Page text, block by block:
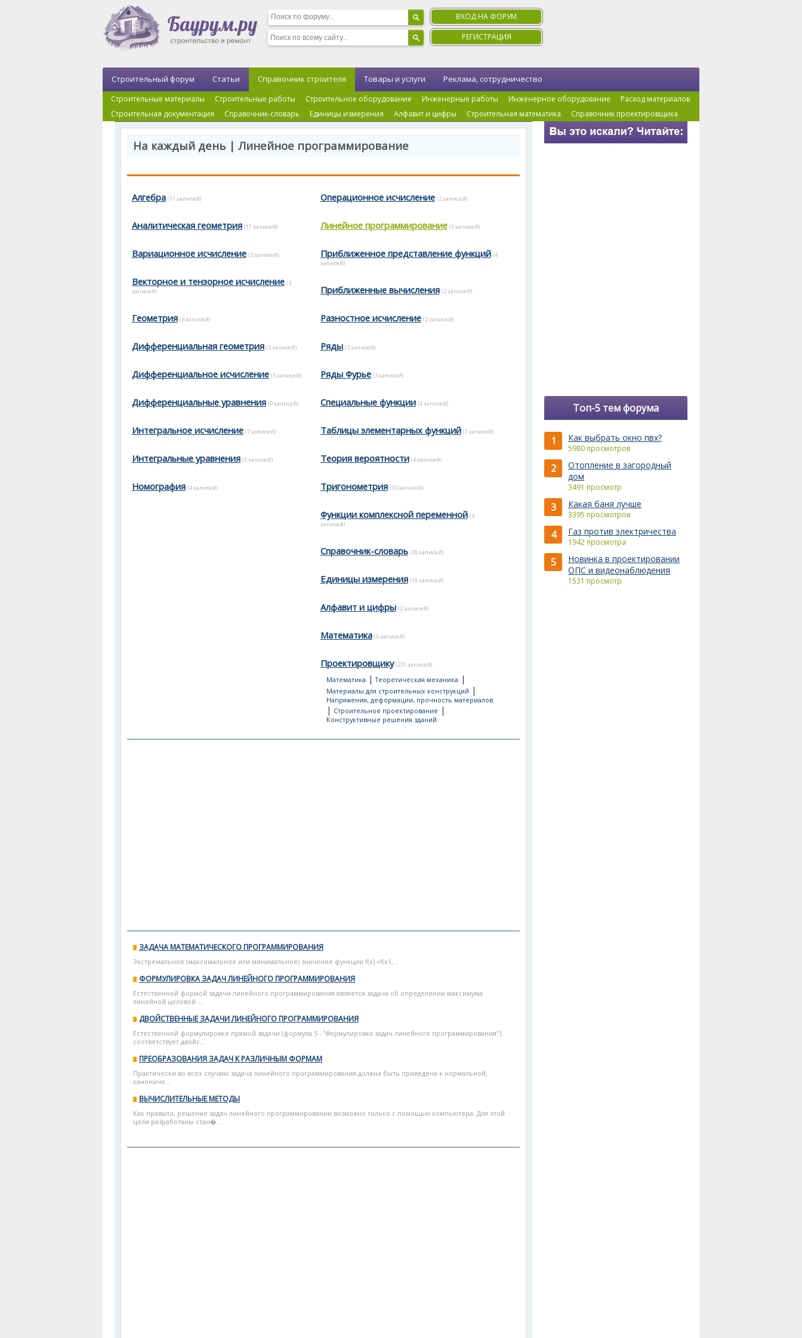
ВХОД НА ФОРУМ
РЕГИСТРАЦИЯ
Строительный форум Статьи Справочник строителя
Строительные материалы Строительные работы Строительное оборудование Инженерные работы Инженерное оборудование
Расход материалов
Строительная документация
Справочник-словарь Единицы измерения Алфавит и цифры Строительная математика Справочник проектировщика
Товары и услуги Реклама, сотрудничество
На каждый день | Линейное программирование
Алгебра (11 записей)
Аналитическая геометрия (11 записей)
Вариационное исчисление (3 записей)
Векторное и тензорное исчисление (3
записей)
Геометрия (3 записей)
Дифференциальная геометрия (3 записей)
Дифференциальное исчисление (5 записей)
Дифференциальные уравнения (9 записей)
Интегральное исчисление (7 записей)
Интегральные уравнения (5 записей)
Номография (4 записей)
Операционное исчисление (2 записей)
Линейное программирование (5 записей)
Приближенное представление функций (4
записей)
Приближенные вычисления (2 записей)
Разностное исчисление (2 записей)
Ряды (3 записей)
Ряды Фурье (3 записей)
Специальные функции (4 записей)
Таблицы элементарных функций (1 записей)
Теория вероятности (4 записей)
Тригонометрия (10 записей)
Функции комплексной переменной (3
записей)
Справочник-словарь (28 записей)
Единицы измерения (18 записей)
Алфавит и цифры (2 записей)
Математика (5 записей)
Проектировщику (231 записей)
Математика |Теоретическая механика |
Материалы для строительных конструкций |
Напряжения, деформации, прочность материалов
| Строительное проектирование |
Конструктивные решения зданий
ЗАДАЧА МАТЕМАТИЧЕСКОГО ПРОГРАММИРОВАНИЯ
Экстремальное (максимальное или минимальное) значение функции f(x) =f(x1,...
ФОРМУЛИРОВКА ЗАДАЧ ЛИНЕЙНОГО ПРОГРАММИРОВАНИЯ
Естественной формой задачи линейного программирования является задача об определении максимума
линейной целевой ...
ДВОЙСТВЕННЫЕ ЗАДАЧИ ЛИНЕЙНОГО ПРОГРАММИРОВАНИЯ
Естественной формулировке прямой задачи (формула 5 - "Формулировка задач линейного программирования")
соответствует двойс...
ПРЕОБРАЗОВАНИЯ ЗАДАЧ К РАЗЛИЧНЫМ ФОРМАМ
Практически во всех случаях задача линейного программирования должна быть приведена к нормальной,
канониче...
ВЫЧИСЛИТЕЛЬНЫЕ МЕТОДЫ
Как правило, решение задач линейного программировании возможно только с помощью компьютера. Для этой
цели разработаны стан�...
Топ-5 тем форума
1 Как выбрать окно пвх?
5980 просмотров
2
Отопление в загородный
дом
3491 просмотр
3 Какая баня лучше
3395 просмотров
4 Газ против электричества
1942 просмотра
5
Новинка в проектировании
ОПС и видеонаблюдения
1531 просмотр